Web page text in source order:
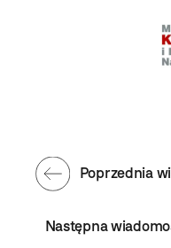
Następna
Poprzednia